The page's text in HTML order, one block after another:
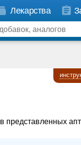
Лекарства
представленных